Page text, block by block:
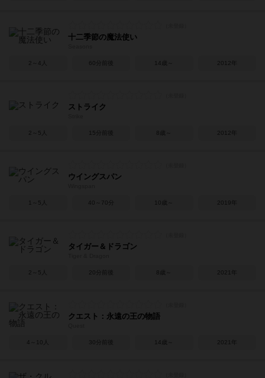
十二季節の魔法使い
2～4人 60分前後 14歳～ 2012年
ストライク
2～5人 15分前後 8歳～ 2012年
ウイングスパン
1～5人 40～70分 10歳～ 2019年
タイガー＆ドラゴン
2～5人 20分前後 8歳～ 2021年
クエスト：永遠の王の物語
4～10人 30分前後 14歳～ 2021年